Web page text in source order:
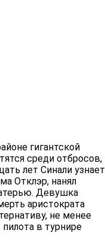
гигантской
среди отбросов,
лет Синали узнает
Отклэр, нанял
Девушка
аристократа
не менее
в турнире